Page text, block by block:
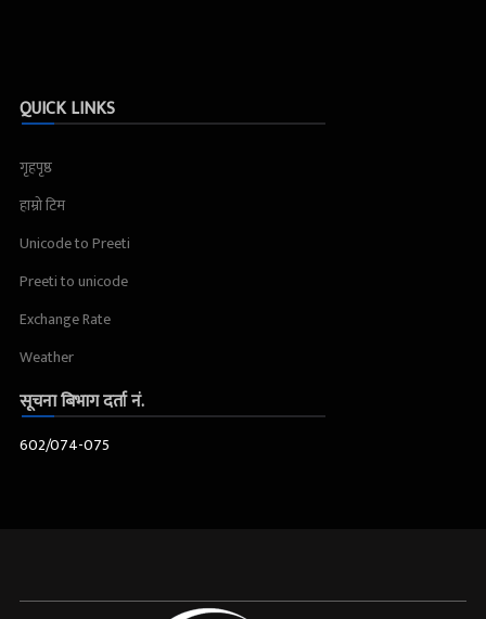
QUICK LINKS
गृहपृष्ठ
हाम्रो टिम
Unicode to Preeti
Preeti to unicode
Exchange Rate
Weather
सूचना बिभाग दर्ता नं.
602/074-075